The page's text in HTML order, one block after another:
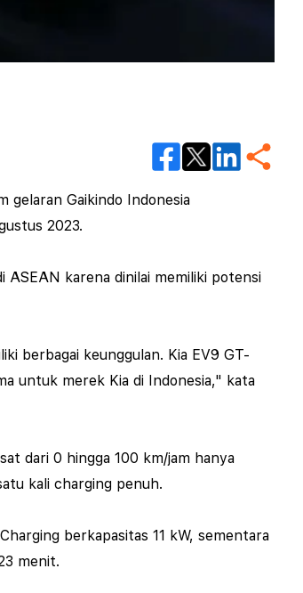
gelaran Gaikindo Indonesia
2023.
ASEAN karena dinilai memiliki potensi
berbagai keunggulan. Kia EV9 GT-
untuk merek Kia di Indonesia," kata
dari 0 hingga 100 km/jam hanya
kali charging penuh.
berkapasitas 11 kW, sementara
menit.